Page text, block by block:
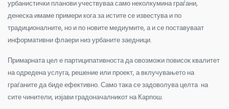
урбанистички планови учествуваа само неколкумина граѓани,
денеска имаме примери кога за истите се известува и по
традиционалните, но и по новите медиумите, а и се поставуваат
информативни флаери низ урбаните заедници.
Примарната цел е партиципативноста да овозможи повисок квалитет
на одредена услуга, решение или проект, а вклучувањето на
граѓаните да биде ефективно. Само така се задоволува целта на
сите чинители, изјави градоначалникот на Карпош.